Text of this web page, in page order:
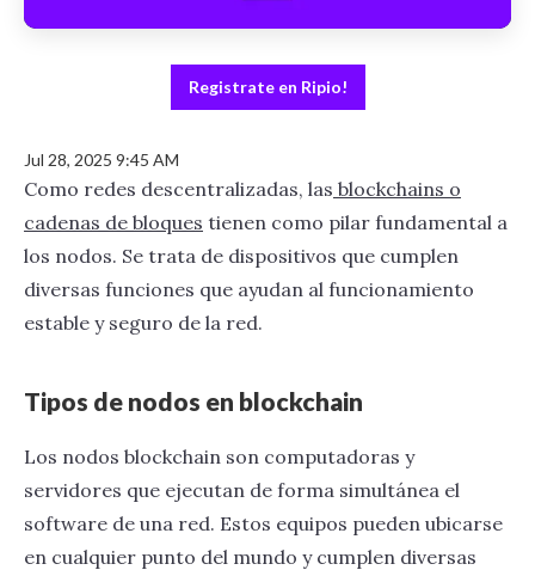
Registrate en Ripio!
Jul 28, 2025 9:45 AM
Como redes descentralizadas, las blockchains o
cadenas de bloques tienen como pilar fundamental a
los nodos. Se trata de dispositivos que cumplen
diversas funciones que ayudan al funcionamiento
estable y seguro de la red.
Tipos de nodos en blockchain
Los nodos blockchain son computadoras y
servidores que ejecutan de forma simultánea el
software de una red. Estos equipos pueden ubicarse
en cualquier punto del mundo y cumplen diversas